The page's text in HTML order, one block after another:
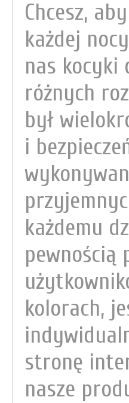
Chcesz,
każdej
nas kocyki
różnych
był
i
każdemu
pewnością
kolorach,
stronę
nasze